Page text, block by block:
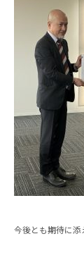
今後とも期待に添